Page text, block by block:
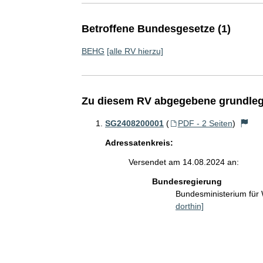
Betroffene Bundesgesetze (1)
BEHG [alle RV hierzu]
Zu diesem RV abgegebene
SG2408200001 ( PDF - 2 Seiten)
Adressatenkreis:
Versendet am 14.08.2024 an:
Bundesregierung
Bundesministerium für
dorthin]